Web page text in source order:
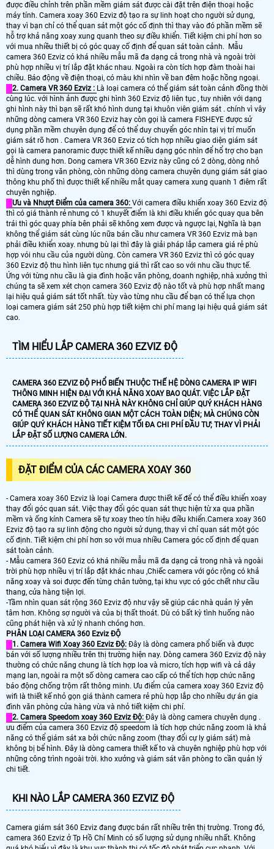
được điều chỉnh trên phần mềm giám sát được cài đặt trên điện thoại hoặc
máy tính. Camera xoay 360 Ezviz độ tạo ra sự linh hoạt cho người sử dụng,
thay vì bạn chỉ có thể quan sát một góc cố định thì thay vào đó phần mềm sẽ
hỗ trợ khả năng xoay xung quanh theo sự điều khiển. Tiết kiệm chi phí hơn so
với mua nhiều thiết bị có góc quay cố định để quan sát toàn cảnh. Mẫu
camera 360 Ezviz có khá nhiều mẫu mã đa dạng cả trong nhà và ngoài trời
phù hợp nhiều vị trí lắp đặt khác nhau. Ngoài ra còn tích hợp đàm thoài hai
chiều. Báo động về điện thoại, có màu khi nhìn về ban đêm hoặc hồng ngoại.
2. Camera VR 360 Ezviz : Là loại camera có thể giám sát toàn cảnh đồng thời
cùng lúc. với hình ảnh được ghi hình 360 Ezviz độ liên tục , tuy nhiên với dạng
ghi hình này thì bạn sẽ rất khó hình dung tại khuôn viên giám sát . chính vì vây
những dòng camera VR 360 Ezviz hay còn gọi là camera FISHEYE được sử
dụng phần mềm chuyên dụng để có thể duy chuyển góc nhìn tại vị trí muốn
giám sát rõ hơn . Camera VR 360 Ezviz có tích hợp nhiều giao diện giám sát
gọi là camera panoramic được thiết kế nhiều dạng góc nhìn để hổ trợ cho bạn
dễ hình dung hơn. Dong camera VR 360 Ezviz này cũng có 2 dòng, dòng nhỏ
thì dùng trong văn phòng, còn những dòng camera chuyên dụng giám sát giao
thông khu phố thì được thiết kế nhiều mắt quay camera xung quanh 1 điêm rất
chuyên nghiệp.
Ưu và Nhượt Điểm của camera 360: Với camera điều khiển xoay 360 Ezviz độ
thì có giá thành rẻ nhưng có 1 khuyết điểm là khi điều khiển góc quay qua bên
trái thì góc quay phía bên phải sẽ không xem được và ngược lại, Nghĩa là bạn
không thể giám sát cùng lúc nữa bán cầu như camera VR 360 Ezviz mà bạn
phải điều khiển xoay. nhưng bù lại thì đây là giải pháp lắp camera giá rẻ phù
hợp vói nhu cầu của người dùng. Còn camera VR 360 Ezviz thì có góc quay
360 Ezviz độ thu hình liên tục nhưng giá thì rất cao so với nhu cầu thực tế.
Ứng với từng nhu cầu là gia đình hoặc văn phòng, doanh nghiệp, nhà xưởng thì
chúng ta sẽ xem xét chọn camera 360 Ezviz độ nào tốt và phù hợp nhất mang
lại hiệu quả giám sát tốt nhất. tùy vào từng nhu cầu để bạn có thể lựa chọn
loại camera giám sát 250 phù hợp tiết kiệm chi phí mang lại hiệu quả giám sát
cao.
TÌM HIỂU LẮP CAMERA 360 EZVIZ ĐỘ
CAMERA 360 EZVIZ ĐỘ PHỔ BIẾN THUỘC THẾ HỆ DÒNG CAMERA IP WIFI
THÔNG MINH HIỆN ĐẠI VỚI KHẢ NĂNG XOAY BAO QUÁT. VIỆC LẮP ĐẶT
CAMERA 360 EZVIZ ĐỘ TẠI NHÀ NÀY KHÔNG CHỈ GIÚP QUÝ KHÁCH HÀNG
CÓ THỂ QUAN SÁT KHÔNG GIAN MỘT CÁCH TOÀN DIỆN; MÀ CHÚNG CÒN
GIÚP QUÝ KHÁCH HÀNG TIẾT KIỆM TỐI ĐA CHI PHÍ ĐẦU TƯ; THAY VÌ PHẢI
LẮP ĐẶT SỐ LƯỢNG CAMERA LỚN.
ĐẶT ĐIỂM CỦA CÁC CAMERA XOAY 360
- Camera xoay 360 Ezviz là loại Camera được thiết kế để có thể điều khiển xoay
thay đổi góc quan sát. Việc thay đổi góc quan sát thực hiện từ xa qua phần
mềm và ống kính Camera sẽ tự xoay theo tín hiệu điều khiển.Camera xoay 360
Ezviz độ tạo ra sự linh động cho người sử dụng, thay vì chỉ quan sát một góc
cố định. Tiết kiệm chi phí hơn so với mua nhiều Camera góc cố định để quan
sát toàn cảnh.
- Mẫu camera 360 Ezviz có khá nhiều mẫu mã đa dạng cả trong nhà và ngoài
trời phù hợp nhiều vị trí lắp đặt khác nhau ,Chiếc camera với góc rộng có khả
năng xoay và soi được đến từng chân tường, tại khu vực có góc chết như cầu
thang, cửa hàng tiện lợi.
-Tầm nhìn quan sát rộng 360 Ezviz độ như vậy sẽ giúp các nhà quản lý yên
tâm hơn. Không sợ người và của bị thất thoát. Dù có bất kỳ tình huống nào
cũng phát hiện và xử lý nhanh chóng hơn.
PHÂN LOẠI CAMERA 360 Ezviz ĐỘ
1. Camera Wifi Xoay 360 Ezviz Độ: Đây là dòng camera phổ biến và được
bán với số lượng nhiều trên thị trường hiện nay. Dòng camera 360 Ezviz độ này
thường có chức năng chung là tích hợp loa và micro, tích hợp wifi và cả dây
mạng lan, ngoài ra một số dòng camera cao cấp có thể tích hợp chức năng
báo động chống trộm rất thông minh. Ưu điểm của camera xoay 360 Ezviz độ
wifi là thiết kế nhỏ gọn giá thành camera rẻ phù hợp lắp cho nhiều dự án gia
đình văn phòng cửa hàng vừa và nhỏ tiết kiệm chi phí.
2. Camera Speedom xoay 360 Ezviz Độ: Đây là dòng camera chuyên dụng .
ưu điểm của camera 360 Ezviz độ speedom là tích hợp chức năng zoom là khả
năng có thể giám sát xa bởi chức năng zoom (thay đổi cự ly giám sát) mà
không bị bể hình. Đây là dòng camera thiết kế to và chuyên nghiệp phù hợp với
những công trình ngoài trời. kho xưởng và giám sát văn phòng to cần quản lý
chi tiết.
KHI NÀO LẮP CAMERA 360 EZVIZ ĐỘ
Camera giám sát 360 Ezviz đang được bán rất nhiều trên thị trường. Trong đó,
camera 360 Ezviz ở Tp Hồ Chí Minh có số lượng sử dụng nhiều nhất. Không